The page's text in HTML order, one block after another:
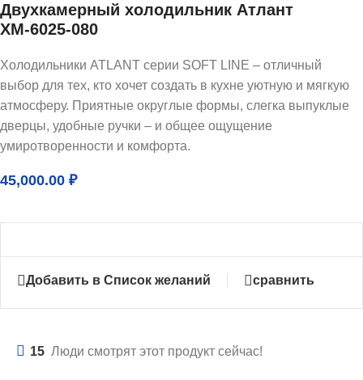
Двухкамерный холодильник Атлант
ХМ-6025-080
Холодильники ATLANT серии SOFT LINE – отличный
выбор для тех, кто хочет создать в кухне уютную и мягкую
атмосферу. Приятные округлые формы, слегка выпуклые
дверцы, удобные ручки – и общее ощущение
умиротворенности и комфорта.
45,000.00 ₽
Добавить в Список желаний сравнить
15 Люди смотрят этот продукт сейчас!